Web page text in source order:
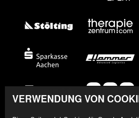
VERWENDUNG VON